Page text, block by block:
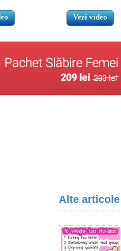
Vezi video
Alte